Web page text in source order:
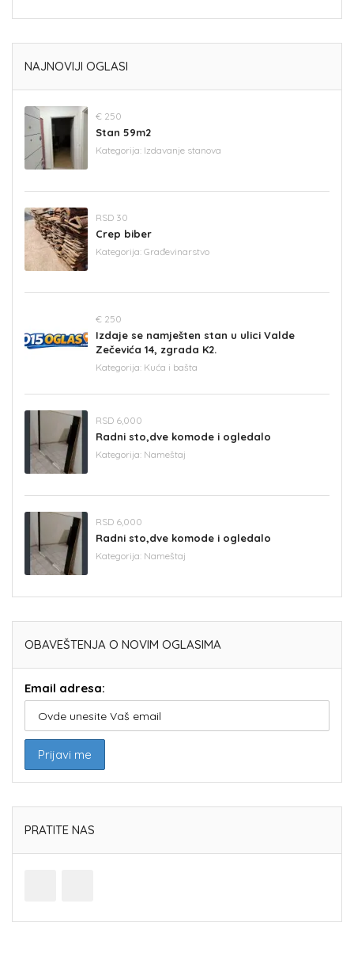
NAJNOVIJI OGLASI
€ 250
Stan 59m2
Kategorija: Izdavanje stanova
RSD 30
Crep biber
Kategorija: Građevinarstvo
€ 250
Izdaje se namješten stan u ulici Valde
Zečevića 14, zgrada K2.
Kategorija: Kuća i bašta
RSD 6,000
Radni sto,dve komode i ogledalo
Kategorija: Nameštaj
RSD 6,000
Radni sto,dve komode i ogledalo
Kategorija: Nameštaj
OBAVEŠTENJA O NOVIM OGLASIMA
Email adresa:
PRATITE NAS